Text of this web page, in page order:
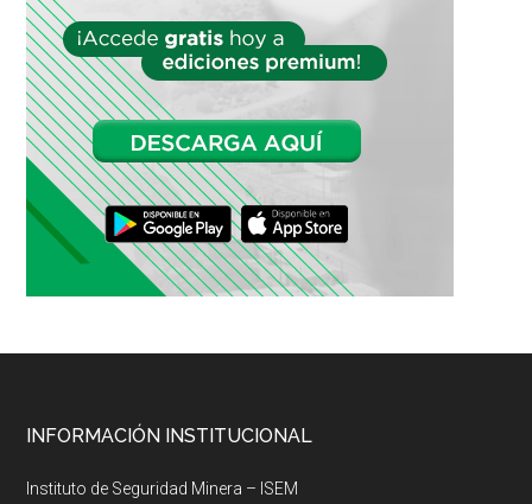
Footer
INFORMACIÓN INSTITUCIONAL
Instituto de Seguridad Minera – ISEM